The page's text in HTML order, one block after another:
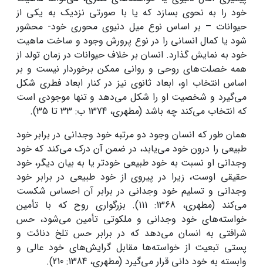
خود را به ‌نحوی بسازد که یا با صورتی نزدیک به یکی از
حیوانات – بر اساس نوع میل دنیوی محوری خود- محشور
شود یا کمال انسانی را در نوع پرورش وجود و ساخت ماهیت
خود به نمایش گذارد. انسان بر خلاف حیوانات در زمان تولد از
همه خصلت‌های روحی و روانی ممکن برخوردار نیست و بر
اساس انتخاب او، ابعاد ثانوی نیز در کنار ابعاد فطری شکل
می‌گیرد و شخصیت او را شکل می‌دهد و تنها موجودی است
که انتخاب می‌کند چه باشد (مطهری، 1374 ب: 33 تا 35).
همان ‌طور که انسان وجود دو مرتبه خود وجدانی در برابر خود
طبیعی را درون خود می‌یابد، در ضمن آن درک می‌کند که خود
وجدانی او نسبت به خود طبیعی خودتر یا به بیان دیگر، خود
حقیقی اوست، زیرا در پیروی از خود طبیعی در برابر خود
وجدانی و تسلیم خود وجدانی در برابر آن احساس شکست
می‌کند (مطهری، 1368: 111). بزرگواری روح که با تأمین
خواسته‌های خود وجدانی و ملکوتی تأمین می‌شود، حس
شرافتی به انسان می‌دهد که در برابر حس تلخ دنائت و
پستی تبعیت از خواسته‌ها مقابل گرایش‌های خود عالی و
وابسته به خود دانی قرار می‌گیرد (مطهری، 1384: 210).